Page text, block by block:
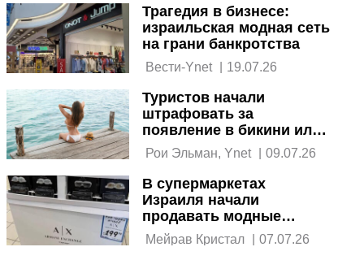
Трагедия в бизнесе:
израильская модная сеть
на грани банкротства
Вести-Ynet 19.07.26
Туристов начали
штрафовать за
появление в бикини или
без майки на улицах
Рои Эльман, Ynet | 09.07.26
В супермаркетах
Израиля начали
продавать модные
аксессуары
Мейрав Кристал | 07.07.26